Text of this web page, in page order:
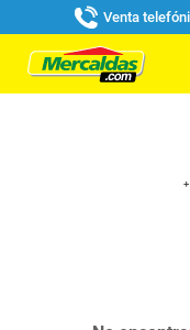
Venta